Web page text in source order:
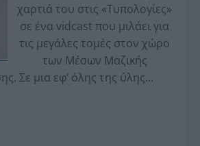
χαρτιά του στις «Τυπολογίες»
σε ένα vidcast που μιλάει για
τις μεγάλες τομές στον χώρο
των Μέσων Μαζικής
Σε μια εφ’ όλης της ύλης